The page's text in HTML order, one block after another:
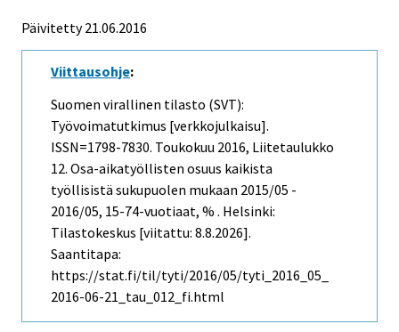
Päivitetty 21.06.2016
Viittausohje:
Suomen virallinen tilasto (SVT):
Työvoimatutkimus [verkkojulkaisu].
ISSN=1798-7830. Toukokuu 2016, Liitetaulukko
12. Osa-aikatyöllisten osuus kaikista
työllisistä sukupuolen mukaan 2015/05 -
2016/05, 15-74-vuotiaat, % . Helsinki:
Tilastokeskus [viitattu: 8.8.2026].
Saantitapa:
https://stat.fi/til/tyti/2016/05/tyti_2016_05_
2016-06-21_tau_012_fi.html